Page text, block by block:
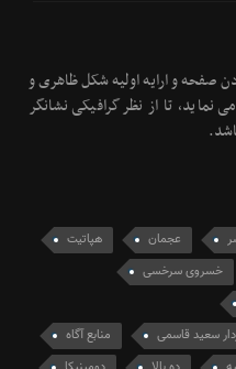
صفحه و ارایه اولیه شکل ظاهری و
تا از نظر گرافیکی نشانگر
عجمان
هپاتیت
خسروی سرخسی
سعید قاسمی
منابع آگاه